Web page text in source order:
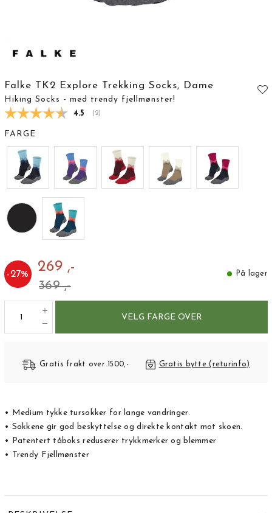
Falke TK2 Explore Trekking Socks, Dame
Hiking Socks - med trendy fjellmønster!
Gjennomsnittskarakter:
4.5 (stemmer:
2)
FARGE
-27% 269 ,-
369 ,-
På lager
VELG FARGE OVER
Gratis frakt over 1500,- Gratis bytte (returinfo)
• Medium tykke tursokker for lange vandringer.
• Sokkene gir god beskyttelse og direkte kontakt mot skoen.
• Patentert tåboks reduserer trykkmerker og blemmer
• Trendy Fjellmønster